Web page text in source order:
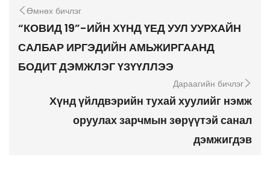
Өмнөх бичлэг
“КОВИД 19”-ИЙН ХҮНД ҮЕД УУЛ УУРХАЙН
САЛБАР ИРГЭДИЙН АМЬЖИРГААНД
БОДИТ ДЭМЖЛЭГ ҮЗҮҮЛЛЭЭ
Дараагийн бичлэг
Хүнд үйлдвэрийн тухай хуулийг нэмж
оруулах зарчмын зөрүүтэй санал
дэмжигдэв